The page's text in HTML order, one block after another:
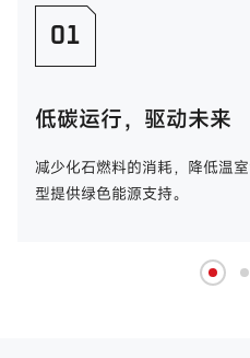
01
低碳运行，驱动未来
减少化石燃料的消耗，降低温
型提供绿色能源支持。